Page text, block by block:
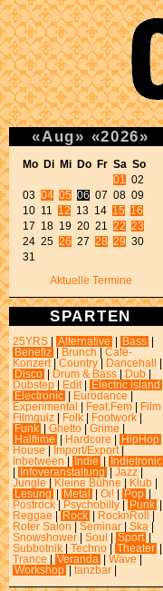
«Aug» «2026»
Mo Di Mi Do Fr Sa So
01
02
03 04 05 06 07 08 09
10 11 12 13 14 15
16
17 18 19 20 21 22 23
24 25 26 27 28 29 30
31
Aktuelle Termine
SPARTEN
25YRS Alternative Bass
Benefiz
Brunch
Café-
Konzert
Country Dancehall
Disco
Drum & Bass Dub
Dubstep
Edit Electric island
Electronic
Eurodance
Experimental
Feat.Fem Film
Filmquiz
Folk Footwork
Funk
Ghetto Grime
Halftime
Hardcore HipHop
House
Import/Export
Inbetween
Indie
Indietronic
Infoveranstaltung Jazz
Jungle
Kleine Bühne Klub
Lesung
Metal Oi! Pop
Postrock
Psychobilly Punk
Reggae
Rock RocknRoll
Roter Salon
Seminar Ska
Snowshower
Soul Sport
Subbotnik
Techno Theater
Trance
Veranda Wave
Workshop
tanzbar